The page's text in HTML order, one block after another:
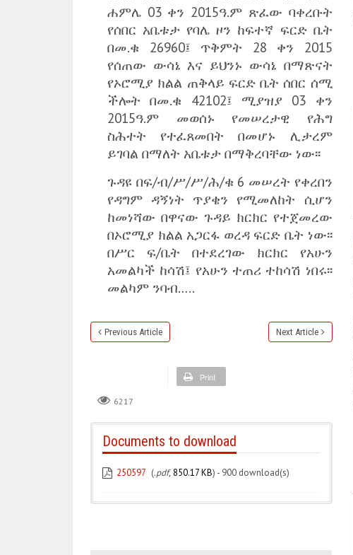
ሐምሌ 03 ቀን 2015ዓ.ም ጽፈው ባቀረቡት
የሰበር አቤቱታ የባሌ ዞን ከፍተኛ ፍርድ ቤት
በመ.ቁ 26960፤ ጥቅምት 28 ቀን 2015
የሰጠው ውሳኔ እና ይህንኑ ውሳኔ በማጽናት
የኦሮሚያ ክልል ጠቅላይ ፍርድ ቤት ሰበር ሰሚ
ችሎት በመ.ቁ 42102፤ ሚያዝያ 03 ቀን
2015ዓ.ም መወሰኑ የመሠረታዊ የሕግ
ስሕተት የተፈጸመበት በመሆኑ ሊታረም
ይገባል በማለት አቤቱታ በማቅረባቸው ነው፡፡
ጉዳዩ በፍ/ብ/ሥ/ሥ/ሕ/ቁ 6 መሠረት የቀረበን
የዳግም ዳኝነት ጥያቄን የሚመለከት ሲሆን
ከመነሻው በዋናው ጉዳይ ክርክር የተጀመረው
በኦሮሚያ ክልል አጋርፋ ወረዳ ፍርድ ቤት ነው፡፡
በሥር ፍ/ቤት በተደረገው ክርክር የአሁን
አመልካች ከሳሽ፤ የአሁን ተጠሪ ተከሳሽ ነበሩ፡፡
መልካም ንባብ…..
Previous Article Next Article
Print
6217
Documents to download
250597 (.pdf, 850.17 KB) - 900 download(s)